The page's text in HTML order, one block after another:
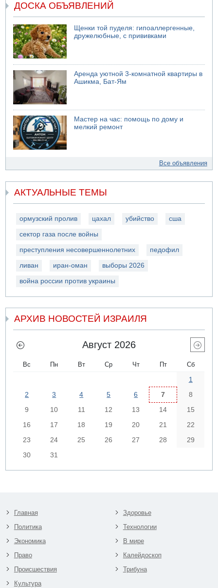
ДОСКА ОБЪЯВЛЕНИЙ
Щенки той пуделя: гипоаллергенные,
дружелюбные, с прививками
Аренда уютной 3-комнатной квартиры в
Ашикма, Бат-Ям
Мастер на час: помощь по дому и
мелкий ремонт
Все объявления
АКТУАЛЬНЫЕ ТЕМЫ
ормузский пролив цахал убийство сша
сектор газа после войны
преступления несовершеннолетних педофил
ливан иран-оман выборы 2026
война россии против украины
АРХИВ НОВОСТЕЙ ИЗРАИЛЯ
Август 2026
Вс Пн Вт Ср Чт Пт Сб
1
2
3 4 5 6 7
8
9
10 11 12 13 14
15
16
17 18 19 20 21
22
23
24 25 26 27 28
29
30
31
Главная
Политика
Экономика
Право
Происшествия
Культура
Здоровье
Технологии
В мире
Калейдоскоп
Трибуна